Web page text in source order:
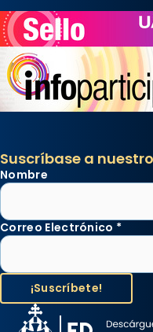
Suscríbase a
Nombre
Correo Electrónico *